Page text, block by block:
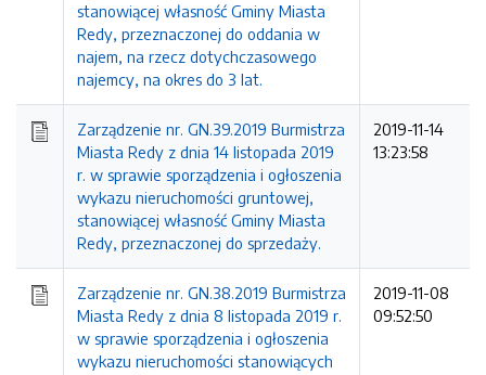
stanowiącej własność Gminy Miasta
Redy, przeznaczonej do oddania w
najem, na rzecz dotychczasowego
najemcy, na okres do 3 lat.
Zarządzenie nr. GN.39.2019 Burmistrza
Miasta Redy z dnia 14 listopada 2019
r. w sprawie sporządzenia i ogłoszenia
wykazu nieruchomości gruntowej,
stanowiącej własność Gminy Miasta
Redy, przeznaczonej do sprzedaży.
2019-11-14
13:23:58
Zarządzenie nr. GN.38.2019 Burmistrza
Miasta Redy z dnia 8 listopada 2019 r.
w sprawie sporządzenia i ogłoszenia
wykazu nieruchomości stanowiących
2019-11-08
09:52:50